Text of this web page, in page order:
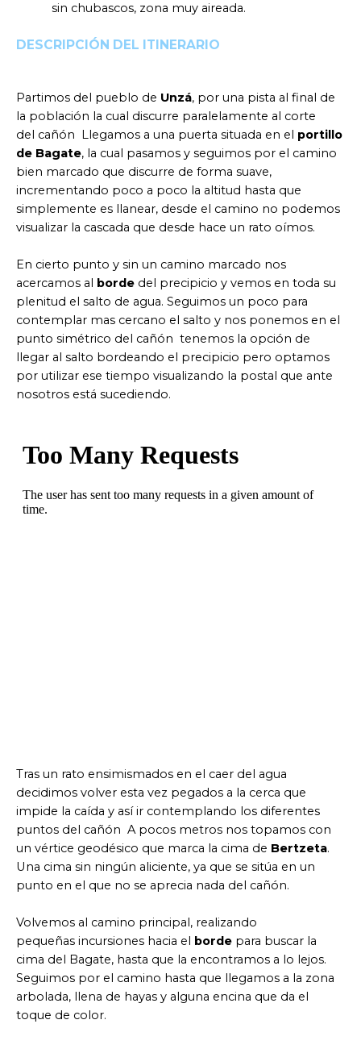
sin chubascos, zona muy aireada.
DESCRIPCIÓN DEL ITINERARIO
Partimos del pueblo de Unzá, por una pista al final de
la población la cual discurre paralelamente al corte
del cañón Llegamos a una puerta situada en el portillo
de Bagate, la cual pasamos y seguimos por el camino
bien marcado que discurre de forma suave,
incrementando poco a poco la altitud hasta que
simplemente es llanear, desde el camino no podemos
visualizar la cascada que desde hace un rato oímos.
En cierto punto y sin un camino marcado nos
acercamos al
borde del precipicio y vemos en toda su
plenitud el salto de agua. Seguimos un poco para
contemplar mas cercano el salto y nos ponemos en el
punto simétrico del cañón tenemos la opción de
llegar al salto bordeando el precipicio pero optamos
por utilizar ese tiempo visualizando la postal que ante
nosotros está sucediendo.
Tras un rato ensimismados en el caer del agua
decidimos volver esta vez pegados a la cerca que
impide la caída y así ir contemplando los diferentes
puntos del cañón A pocos metros nos topamos con
un vértice geodésico que marca la cima de Bertzeta.
Una cima sin ningún aliciente, ya que se sitúa en un
punto en el que no se aprecia nada del cañón.
Volvemos al camino principal, realizando
pequeñas incursiones hacia el borde para buscar la
cima del Bagate, hasta que la encontramos a lo lejos.
Seguimos por el camino hasta que llegamos a la zona
arbolada, llena de hayas y alguna encina que da el
toque de color.